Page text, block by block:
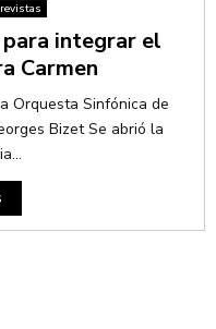
integrar el
Carmen
Orquesta Sinfónica de
Bizet Se abrió la